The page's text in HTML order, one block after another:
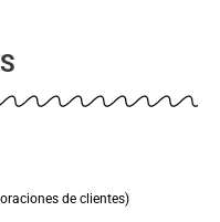
de clientes)